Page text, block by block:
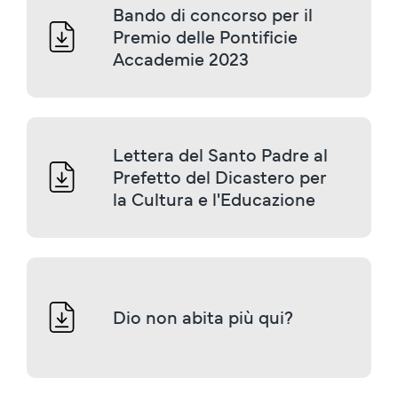
Bando di concorso per il
Premio delle Pontificie
Accademie 2023
Lettera del Santo Padre al
Prefetto del Dicastero per
la Cultura e l'Educazione
Dio non abita più qui?